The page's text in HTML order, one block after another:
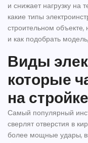
и снижает нагрузку на
какие типы
строительном объекте,
и как подобрать
Виды
которые
на стройке
Самый популярный
сверлят отверстия в
более мощные удары,